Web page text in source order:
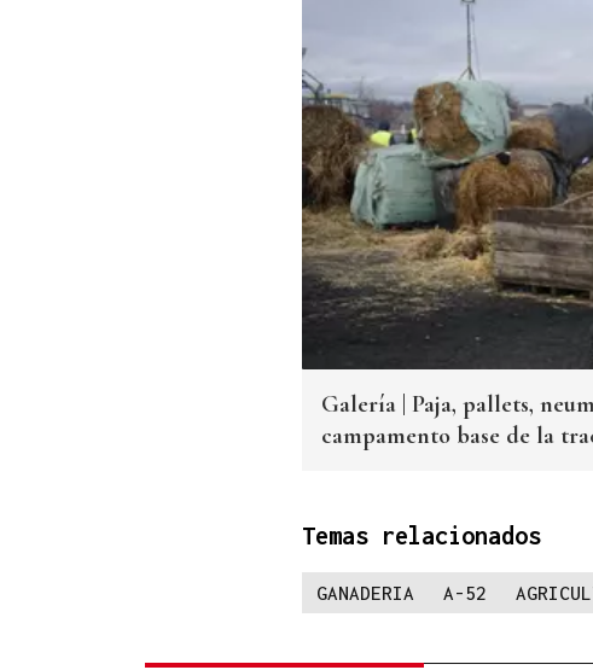
Galería | Paja, pallets,
campamento base de la
Temas relacionados
GANADERIA A-52